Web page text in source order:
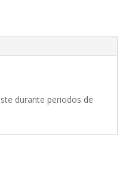
durante periodos de